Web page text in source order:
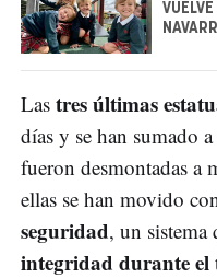
Las tres últimas
días y se han sumado
fueron desmontadas a
ellas se han movido con
seguridad, un sistema
integridad durante el